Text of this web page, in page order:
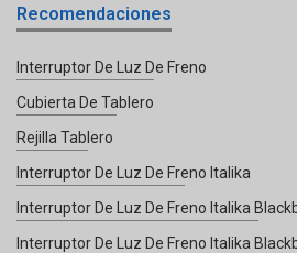
Recomendaciones
Interruptor De Luz De Freno
Cubierta De Tablero
Rejilla Tablero
Interruptor De Luz De Freno Italika
Interruptor De Luz De Freno Italika
Interruptor De Luz De Freno Italika